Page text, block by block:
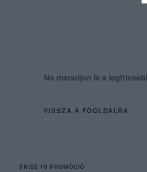
Ne maradjon le a
VISSZA A FŐOLDALRA
FRISS 10 PROMÓCIÓ